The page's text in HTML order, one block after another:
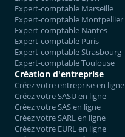
Expert-comptable Marseille
Expert-comptable Montpellier
Expert-comptable Nantes
Expert-comptable Paris
Expert-comptable Strasbourg
Expert-comptable Toulouse
Création d'entreprise
Créez votre entreprise en ligne
Créez votre SASU en ligne
Créez votre SAS en ligne
Créez votre SARL en ligne
Créez votre EURL en ligne